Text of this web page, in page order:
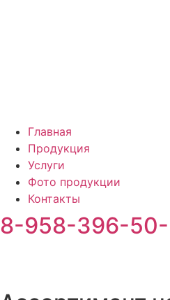
Главная
Продукция
Услуги
Фото продукции
Контакты
8-958-396-